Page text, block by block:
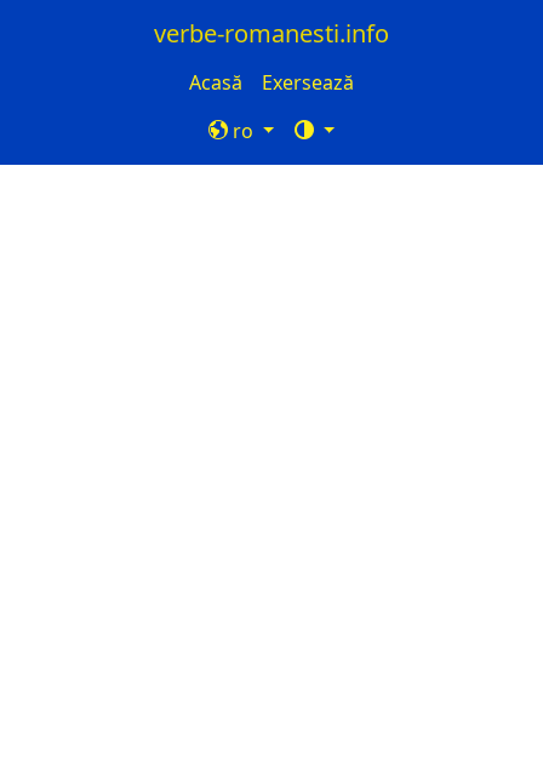
verbe-romanesti.info
Acasă
Exersează
ro